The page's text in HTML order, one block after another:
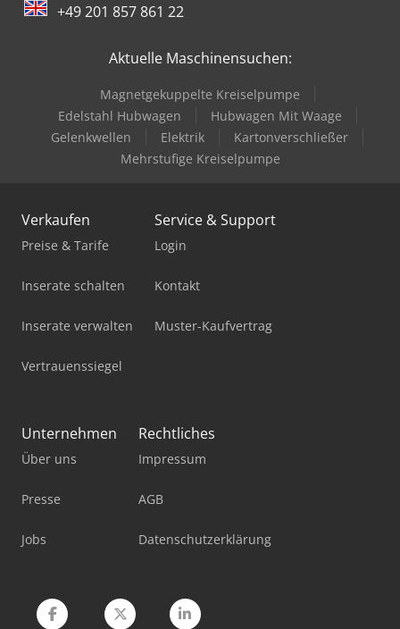
Enthaarungsmaschine Für Schweine
Gabelstapler Diesel
Gabelstapler Elektro
Hubwagen Manuell
Mb Trac
Mercdes 1113
Mobiles Sägewerk
Tec Freetec
Trafo 20 Kv
Werkstatt-Auflösung
Werkstattpresse 100 T
+49 201 857 861 22
Aktuelle Maschinensuchen:
Magnetgekuppelte Kreiselpumpe
Edelstahl Hubwagen
Hubwagen Mit Waage
Gelenkwellen
Elektrik
Kartonverschließer
Mehrstufige Kreiselpumpe
Verkaufen
Preise & Tarife
Inserate schalten
Inserate verwalten
Vertrauenssiegel
Service & Support
Login
Kontakt
Muster-Kaufvertrag
Unternehmen
Über uns
Presse
Jobs
Rechtliches
Impressum
AGB
Datenschutzerklärung